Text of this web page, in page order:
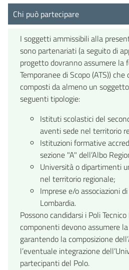
Chi può partecipare
I soggetti ammissibili alla
sono partenariati (a seguito di
progetto dovranno assumere la
Temporanee di Scopo (ATS))
composti da almeno un
seguenti tipologie:
Istituti scolastici del
aventi sede nel territorio
Istituzioni formative
sezione "A" dell’Albo
Università o dipartimenti
nel territorio regionale;
Imprese e/o associazioni
Lombardia.
Possono candidarsi i Poli
componenti devono assumere
garantendo la composizione
l’eventuale integrazione
partecipanti del Polo.